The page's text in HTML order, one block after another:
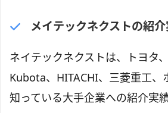
メイテックネクストの紹
ネイテックネクストは、トヨタ
Kubota、HITACHI、三菱重工、
知っている大手企業への紹介実